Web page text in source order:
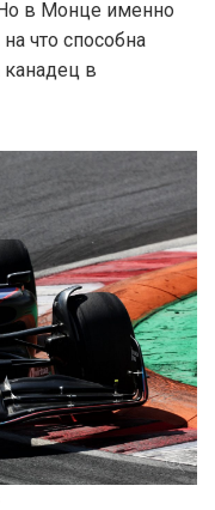
в Монце именно
что способна
канадец в